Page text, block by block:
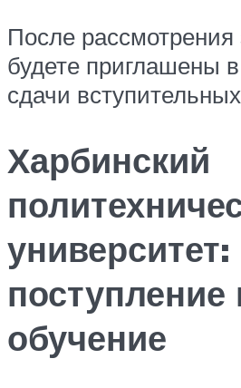
После рассмотрения
будете приглашены
сдачи
Харбинский
университет:
поступление
обучение